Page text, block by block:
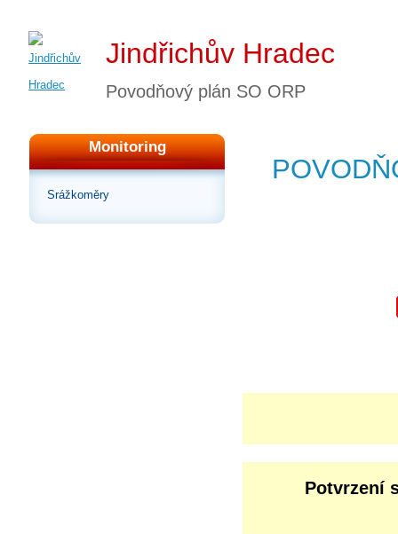
Jindřichův Hradec
Povodňový plán SO ORP
Monitoring
Srážkoměry
Potvrzení